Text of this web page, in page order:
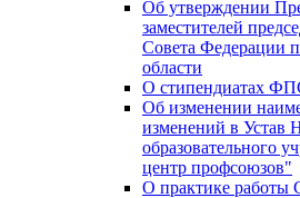
Об утверждении
заместителей
Совета Федерации
области
О стипендиатах
Об изменении
изменений в Устав
образовательного
центр профсоюзов"
О практике работы